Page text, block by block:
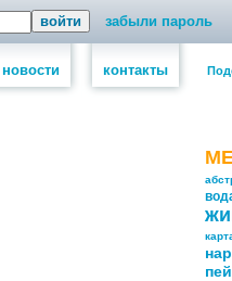
забыли пароль
новости контакты